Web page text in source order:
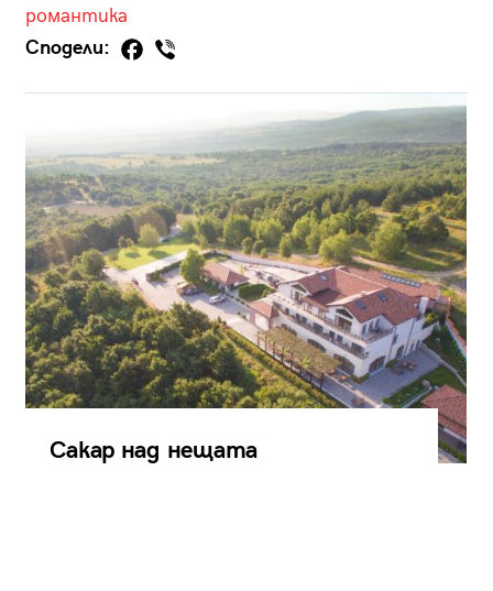
романтика
Сподели:
Сакар над нещата